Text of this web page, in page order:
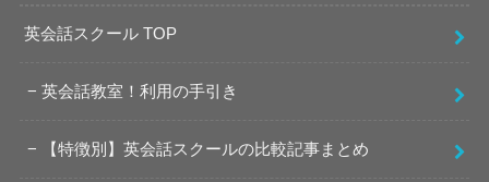
英会話スクール TOP
英会話教室！利用の手引き
【特徴別】英会話スクールの比較記事まとめ